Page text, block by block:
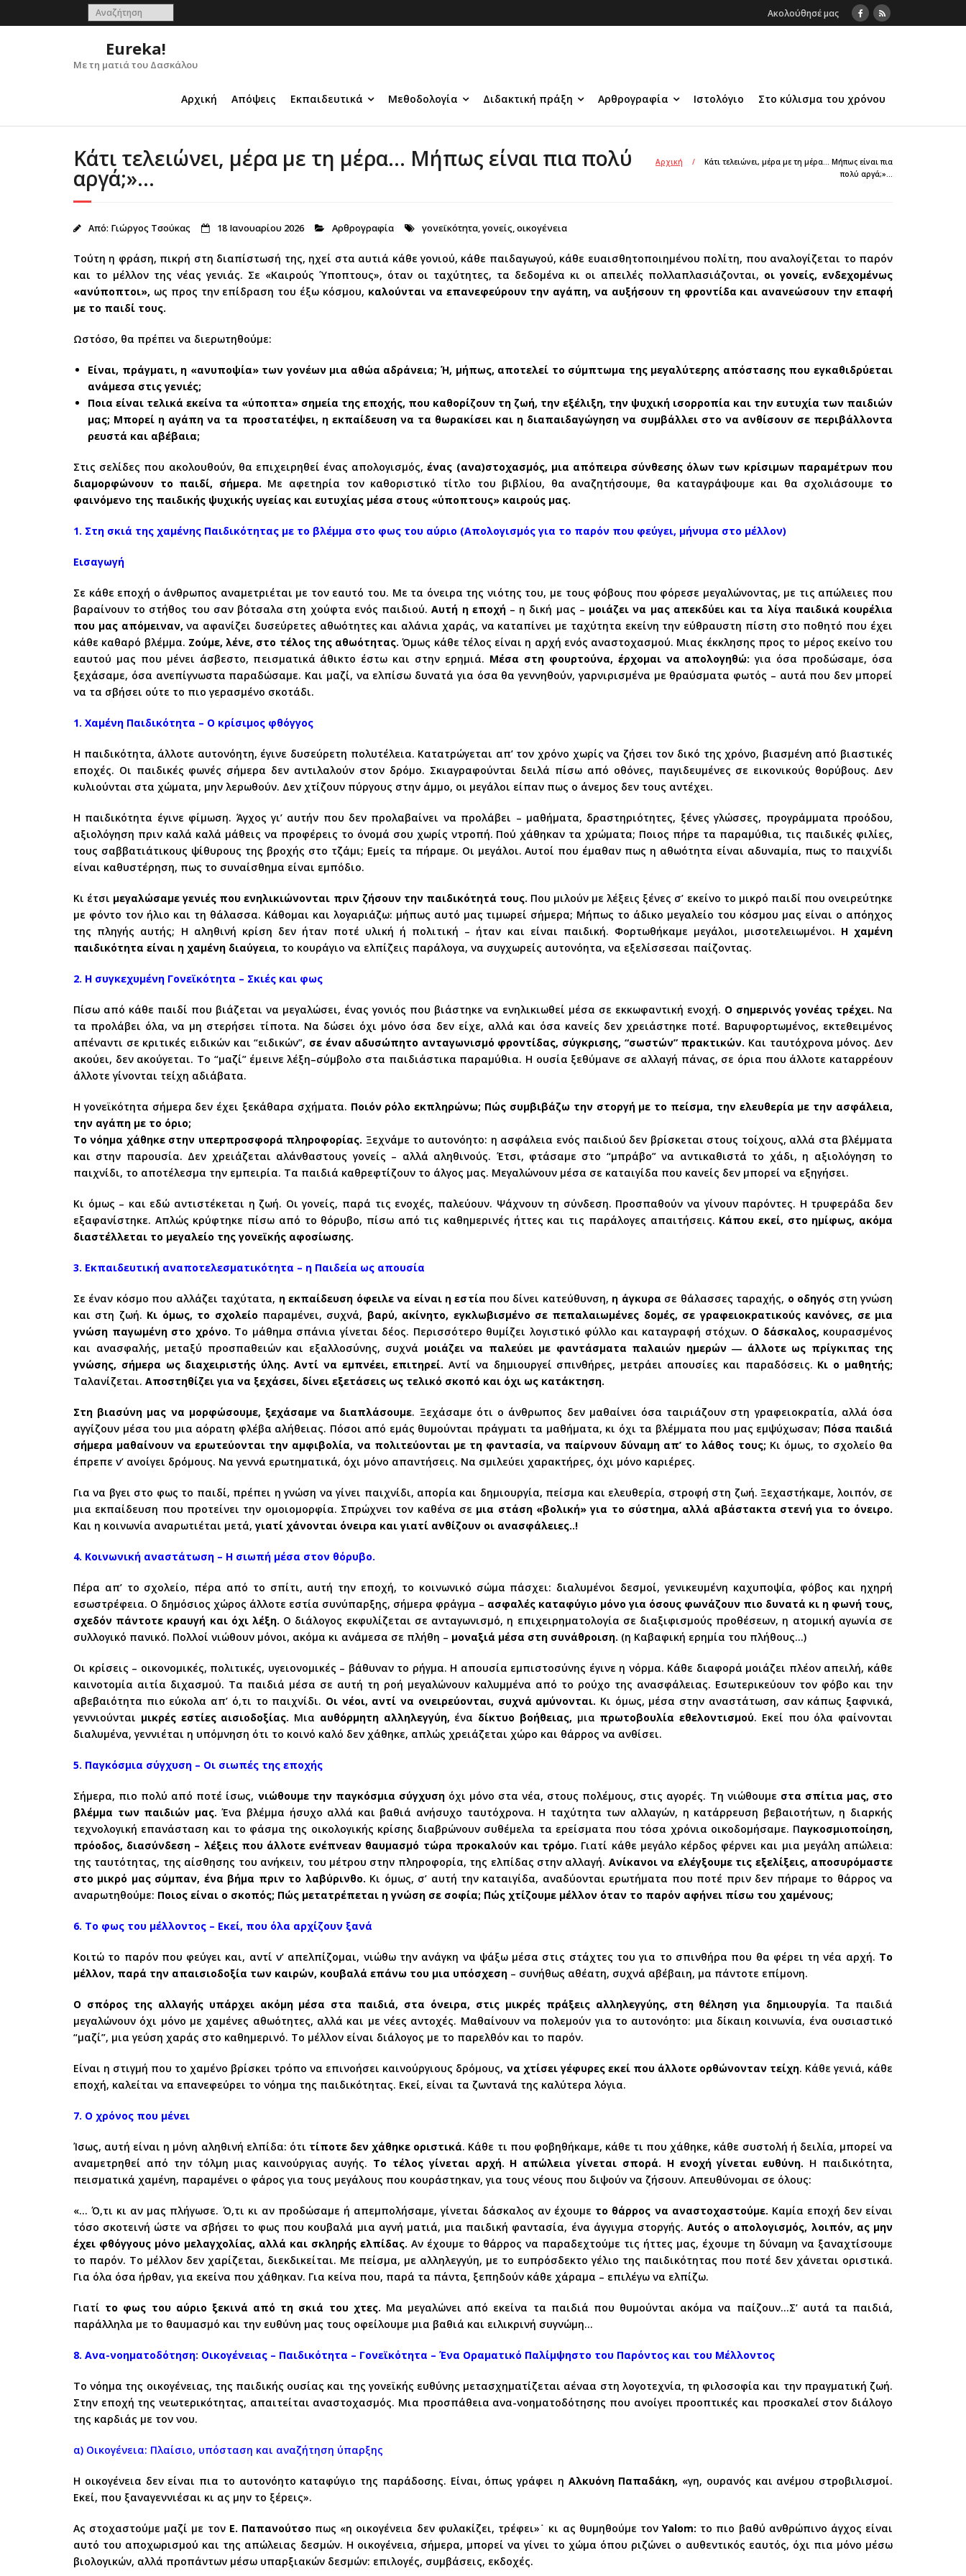
to
Ακολούθησέ μας
Eureka!
Με τη ματιά του Δασκάλου
Αρχική Απόψεις Εκπαιδευτικά Μεθοδολογία Διδακτική πράξη Αρθρογραφία Ιστολόγιο Στο κύλισμα του χρόνου
Κάτι τελειώνει, μέρα με τη μέρα… Μήπως είναι πια πολύ
αργά;»…
Αρχική /
Κάτι τελειώνει, μέρα με τη μέρα… Μήπως είναι πια
πολύ αργά;»…
Από: Γιώργος Τσούκας 18 Ιανουαρίου 2026 Αρθρογραφία γονεϊκότητα,γονείς,οικογένεια
Τούτη η φράση, πικρή στη διαπίστωσή της, ηχεί στα αυτιά κάθε γονιού, κάθε παιδαγωγού, κάθε ευαισθητοποιημένου πολίτη, που αναλογίζεται το παρόν
και το μέλλον της νέας γενιάς. Σε «Καιρούς Ύποπτους», όταν οι ταχύτητες, τα δεδομένα κι οι απειλές πολλαπλασιάζονται, οι γονείς, ενδεχομένως
«ανύποπτοι», ως προς την επίδραση του έξω κόσμου, καλούνται να επανεφεύρουν την αγάπη, να αυξήσουν τη φροντίδα και ανανεώσουν την επαφή
με το παιδί τους.
Ωστόσο, θα πρέπει να διερωτηθούμε:
Είναι, πράγματι, η «ανυποψία» των γονέων μια αθώα αδράνεια; Ή, μήπως, αποτελεί το σύμπτωμα της μεγαλύτερης απόστασης που εγκαθιδρύεται
ανάμεσα στις γενιές;
Ποια είναι τελικά εκείνα τα «ύποπτα» σημεία της εποχής, που καθορίζουν τη ζωή, την εξέλιξη, την ψυχική ισορροπία και την ευτυχία των παιδιών
μας; Μπορεί η αγάπη να τα προστατέψει, η εκπαίδευση να τα θωρακίσει και η διαπαιδαγώγηση να συμβάλλει στο να ανθίσουν σε περιβάλλοντα
ρευστά και αβέβαια;
Στις σελίδες που ακολουθούν, θα επιχειρηθεί ένας απολογισμός,ένας (ανα)στοχασμός, μια απόπειρα σύνθεσης όλων των κρίσιμων παραμέτρων που
διαμορφώνουν το παιδί, σήμερα. Με αφετηρία τον καθοριστικό τίτλο του βιβλίου, θα αναζητήσουμε, θα καταγράψουμε και θα σχολιάσουμε το
φαινόμενο της παιδικής ψυχικής υγείας και ευτυχίας μέσα στους «ύποπτους» καιρούς μας.
1. Στη σκιά της χαμένης Παιδικότητας με το βλέμμα στο φως του αύριο (Απολογισμός για το παρόν που φεύγει, μήνυμα στο μέλλον)
Εισαγωγή
Σε κάθε εποχή ο άνθρωπος αναμετριέται με τον εαυτό του. Με τα όνειρα της νιότης του, με τους φόβους που φόρεσε μεγαλώνοντας, με τις απώλειες που
βαραίνουν το στήθος του σαν βότσαλα στη χούφτα ενός παιδιού.Αυτή η εποχή– η δική μας – μοιάζει να μας απεκδύει και τα λίγα παιδικά κουρέλια
που μας απόμειναν, να αφανίζει δυσεύρετες αθωότητες και αλάνια χαράς, να καταπίνει με ταχύτητα εκείνη την εύθραυστη πίστη στο ποθητό που έχει
κάθε καθαρό βλέμμα. Ζούμε, λένε, στο τέλος της αθωότητας. Όμως κάθε τέλος είναι η αρχή ενός αναστοχασμού. Μιας έκκλησης προς το μέρος εκείνο του
εαυτού μας που μένει άσβεστο, πεισματικά άθικτο έστω και στην ερημιά. Μέσα στη φουρτούνα, έρχομαι να απολογηθώ: για όσα προδώσαμε, όσα
ξεχάσαμε, όσα ανεπίγνωστα παραδώσαμε. Και μαζί, να ελπίσω δυνατά για όσα θα γεννηθούν, γαρνιρισμένα με θραύσματα φωτός – αυτά που δεν μπορεί
να τα σβήσει ούτε το πιο γερασμένο σκοτάδι.
1. Χαμένη Παιδικότητα – Ο κρίσιμος φθόγγος
Η παιδικότητα, άλλοτε αυτονόητη, έγινε δυσεύρετη πολυτέλεια. Κατατρώγεται απ’ τον χρόνο χωρίς να ζήσει τον δικό της χρόνο, βιασμένη από βιαστικές
εποχές. Οι παιδικές φωνές σήμερα δεν αντιλαλούν στον δρόμο. Σκιαγραφούνται δειλά πίσω από οθόνες, παγιδευμένες σε εικονικούς θορύβους. Δεν
κυλιούνται στα χώματα, μην λερωθούν. Δεν χτίζουν πύργους στην άμμο, οι μεγάλοι είπαν πως ο άνεμος δεν τους αντέχει.
Η παιδικότητα έγινε φίμωση. Άγχος γι’ αυτήν που δεν προλαβαίνει να προλάβει – μαθήματα, δραστηριότητες, ξένες γλώσσες, προγράμματα προόδου,
αξιολόγηση πριν καλά καλά μάθεις να προφέρεις το όνομά σου χωρίς ντροπή. Πού χάθηκαν τα χρώματα; Ποιος πήρε τα παραμύθια, τις παιδικές φιλίες,
τους σαββατιάτικους ψίθυρους της βροχής στο τζάμι; Εμείς τα πήραμε. Οι μεγάλοι. Αυτοί που έμαθαν πως η αθωότητα είναι αδυναμία, πως το παιχνίδι
είναι καθυστέρηση, πως το συναίσθημα είναι εμπόδιο.
Κι έτσι μεγαλώσαμε γενιές που ενηλικιώνονται πριν ζήσουν την παιδικότητά τους. Που μιλούν με λέξεις ξένες σ’ εκείνο το μικρό παιδί που ονειρεύτηκε
με φόντο τον ήλιο και τη θάλασσα. Κάθομαι και λογαριάζω: μήπως αυτό μας τιμωρεί σήμερα; Μήπως το άδικο μεγαλείο του κόσμου μας είναι ο απόηχος
της πληγής αυτής; Η αληθινή κρίση δεν ήταν ποτέ υλική ή πολιτική – ήταν και είναι παιδική. Φορτωθήκαμε μεγάλοι, μισοτελειωμένοι. Η χαμένη
παιδικότητα είναι η χαμένη διαύγεια, το κουράγιο να ελπίζεις παράλογα, να συγχωρείς αυτονόητα, να εξελίσσεσαι παίζοντας.
2. Η συγκεχυμένη Γονεϊκότητα – Σκιές και φως
Πίσω από κάθε παιδί που βιάζεται να μεγαλώσει, ένας γονιός που βιάστηκε να ενηλικιωθεί μέσα σε εκκωφαντική ενοχή. Ο σημερινός γονέας τρέχει. Να
τα προλάβει όλα, να μη στερήσει τίποτα. Να δώσει όχι μόνο όσα δεν είχε, αλλά και όσα κανείς δεν χρειάστηκε ποτέ. Βαρυφορτωμένος, εκτεθειμένος
απέναντι σε κριτικές ειδικών και “ειδικών”, σε έναν αδυσώπητο ανταγωνισμό φροντίδας, σύγκρισης, “σωστών” πρακτικών. Και ταυτόχρονα μόνος. Δεν
ακούει, δεν ακούγεται. Το “μαζί” έμεινε λέξη–σύμβολο στα παιδιάστικα παραμύθια. Η ουσία ξεθύμανε σε αλλαγή πάνας, σε όρια που άλλοτε καταρρέουν
άλλοτε γίνονται τείχη αδιάβατα.
Η γονεϊκότητα σήμερα δεν έχει ξεκάθαρα σχήματα. Ποιόν ρόλο εκπληρώνω; Πώς συμβιβάζω την στοργή με το πείσμα, την ελευθερία με την ασφάλεια,
την αγάπη με το όριο;
Το νόημα χάθηκε στην υπερπροσφορά πληροφορίας. Ξεχνάμε το αυτονόητο: η ασφάλεια ενός παιδιού δεν βρίσκεται στους τοίχους, αλλά στα βλέμματα
και στην παρουσία. Δεν χρειάζεται αλάνθαστους γονείς – αλλά αληθινούς. Έτσι, φτάσαμε στο “μπράβο” να αντικαθιστά το χάδι, η αξιολόγηση το
παιχνίδι, το αποτέλεσμα την εμπειρία. Τα παιδιά καθρεφτίζουν το άλγος μας. Μεγαλώνουν μέσα σε καταιγίδα που κανείς δεν μπορεί να εξηγήσει.
Κι όμως – και εδώ αντιστέκεται η ζωή. Οι γονείς, παρά τις ενοχές, παλεύουν. Ψάχνουν τη σύνδεση. Προσπαθούν να γίνουν παρόντες. Η τρυφεράδα δεν
εξαφανίστηκε. Απλώς κρύφτηκε πίσω από το θόρυβο, πίσω από τις καθημερινές ήττες και τις παράλογες απαιτήσεις. Κάπου εκεί, στο ημίφως, ακόμα
διαστέλλεται το μεγαλείο της γονεϊκής αφοσίωσης.
3. Εκπαιδευτική αναποτελεσματικότητα – η Παιδεία ως απουσία
Σε έναν κόσμο που αλλάζει ταχύτατα, η εκπαίδευση όφειλε να είναι η εστία που δίνει κατεύθυνση, η άγκυρα σε θάλασσες ταραχής, ο οδηγός στη γνώση
και στη ζωή. Κι όμως, το σχολείο παραμένει, συχνά, βαρύ, ακίνητο, εγκλωβισμένο σε πεπαλαιωμένες δομές, σε γραφειοκρατικούς κανόνες, σε μια
γνώση παγωμένη στο χρόνο. Το μάθημα σπάνια γίνεται δέος. Περισσότερο θυμίζει λογιστικό φύλλο και καταγραφή στόχων. Ο δάσκαλος, κουρασμένος
και ανασφαλής, μεταξύ προσπαθειών και εξαλλοσύνης, συχνά μοιάζει να παλεύει με φαντάσματα παλαιών ημερών ― άλλοτε ως πρίγκιπας της
γνώσης, σήμερα ως διαχειριστής ύλης. Αντί να εμπνέει, επιτηρεί. Αντί να δημιουργεί σπινθήρες, μετράει απουσίες και παραδόσεις. Κι ο μαθητής;
Ταλανίζεται. Αποστηθίζει για να ξεχάσει, δίνει εξετάσεις ως τελικό σκοπό και όχι ως κατάκτηση.
Στη βιασύνη μας να μορφώσουμε, ξεχάσαμε να διαπλάσουμε. Ξεχάσαμε ότι ο άνθρωπος δεν μαθαίνει όσα ταιριάζουν στη γραφειοκρατία, αλλά όσα
αγγίζουν μέσα του μια αόρατη φλέβα αλήθειας. Πόσοι από εμάς θυμούνται πράγματι τα μαθήματα, κι όχι τα βλέμματα που μας εμψύχωσαν; Πόσα παιδιά
σήμερα μαθαίνουν να ερωτεύονται την αμφιβολία, να πολιτεύονται με τη φαντασία, να παίρνουν δύναμη απ’ το λάθος τους; Κι όμως, το σχολείο θα
έπρεπε ν’ ανοίγει δρόμους. Να γεννά ερωτηματικά, όχι μόνο απαντήσεις. Να σμιλεύει χαρακτήρες, όχι μόνο καριέρες.
Για να βγει στο φως το παιδί, πρέπει η γνώση να γίνει παιχνίδι, απορία και δημιουργία, πείσμα και ελευθερία, στροφή στη ζωή. Ξεχαστήκαμε, λοιπόν, σε
μια εκπαίδευση που προτείνει την ομοιομορφία. Σπρώχνει τον καθένα σε μια στάση «βολική» για το σύστημα, αλλά αβάστακτα στενή για το όνειρο.
Και η κοινωνία αναρωτιέται μετά, γιατί χάνονται όνειρα και γιατί ανθίζουν οι ανασφάλειες..!
4. Κοινωνική αναστάτωση – Η σιωπή μέσα στον θόρυβο.
Πέρα απ’ το σχολείο, πέρα από το σπίτι, αυτή την εποχή, το κοινωνικό σώμα πάσχει: διαλυμένοι δεσμοί, γενικευμένη καχυποψία, φόβος και ηχηρή
εσωστρέφεια. Ο δημόσιος χώρος άλλοτε εστία συνύπαρξης, σήμερα φράγμα – ασφαλές καταφύγιο μόνο για όσους φωνάζουν πιο δυνατά κι η φωνή τους,
σχεδόν πάντοτε κραυγή και όχι λέξη. Ο διάλογος εκφυλίζεται σε ανταγωνισμό, η επιχειρηματολογία σε διαξιφισμούς προθέσεων, η ατομική αγωνία σε
συλλογικό πανικό. Πολλοί νιώθουν μόνοι, ακόμα κι ανάμεσα σε πλήθη – μοναξιά μέσα στη συνάθροιση. (η Καβαφική ερημία του πλήθους…)
Οι κρίσεις – οικονομικές, πολιτικές, υγειονομικές – βάθυναν το ρήγμα. Η απουσία εμπιστοσύνης έγινε η νόρμα. Κάθε διαφορά μοιάζει πλέον απειλή, κάθε
καινοτομία αιτία διχασμού. Τα παιδιά μέσα σε αυτή τη ροή μεγαλώνουν καλυμμένα από το ρούχο της ανασφάλειας. Εσωτερικεύουν τον φόβο και την
αβεβαιότητα πιο εύκολα απ’ ό,τι το παιχνίδι. Οι νέοι, αντί να ονειρεύονται, συχνά αμύνονται. Κι όμως, μέσα στην αναστάτωση, σαν κάπως ξαφνικά,
γεννιούνται μικρές εστίες αισιοδοξίας. Μια αυθόρμητη αλληλεγγύη, ένα δίκτυο βοήθειας, μια πρωτοβουλία εθελοντισμού. Εκεί που όλα φαίνονται
διαλυμένα, γεννιέται η υπόμνηση ότι το κοινό καλό δεν χάθηκε, απλώς χρειάζεται χώρο και θάρρος να ανθίσει.
5. Παγκόσμια σύγχυση – Οι σιωπές της εποχής
Σήμερα, πιο πολύ από ποτέ ίσως, νιώθουμε την παγκόσμια σύγχυσηόχι μόνο στα νέα, στους πολέμους, στις αγορές. Τη νιώθουμε στα σπίτια μας, στο
βλέμμα των παιδιών μας. Ένα βλέμμα ήσυχο αλλά και βαθιά ανήσυχο ταυτόχρονα. Η ταχύτητα των αλλαγών, η κατάρρευση βεβαιοτήτων, η διαρκής
τεχνολογική επανάσταση και το φάσμα της οικολογικής κρίσης διαβρώνουν συθέμελα τα ερείσματα που τόσα χρόνια οικοδομήσαμε. Παγκοσμιοποίηση,
πρόοδος, διασύνδεση – λέξεις που άλλοτε ενέπνεαν θαυμασμό τώρα προκαλούν και τρόμο. Γιατί κάθε μεγάλο κέρδος φέρνει και μια μεγάλη απώλεια:
της ταυτότητας, της αίσθησης του ανήκειν, του μέτρου στην πληροφορία, της ελπίδας στην αλλαγή. Ανίκανοι να ελέγξουμε τις εξελίξεις, αποσυρόμαστε
στο μικρό μας σύμπαν, ένα βήμα πριν το λαβύρινθο. Κι όμως, σ’ αυτή την καταιγίδα, αναδύονται ερωτήματα που ποτέ πριν δεν πήραμε το θάρρος να
αναρωτηθούμε: Ποιος είναι ο σκοπός; Πώς μετατρέπεται η γνώση σε σοφία; Πώς χτίζουμε μέλλον όταν το παρόν αφήνει πίσω του χαμένους;
6. Το φως του μέλλοντος – Εκεί, που όλα αρχίζουν ξανά
Κοιτώ το παρόν που φεύγει και, αντί ν’ απελπίζομαι, νιώθω την ανάγκη να ψάξω μέσα στις στάχτες του για το σπινθήρα που θα φέρει τη νέα αρχή. Το
μέλλον, παρά την απαισιοδοξία των καιρών, κουβαλά επάνω του μια υπόσχεση – συνήθως αθέατη, συχνά αβέβαιη, μα πάντοτε επίμονη.
Ο σπόρος της αλλαγής υπάρχει ακόμη μέσα στα παιδιά, στα όνειρα, στις μικρές πράξεις αλληλεγγύης, στη θέληση για δημιουργία. Τα παιδιά
μεγαλώνουν όχι μόνο με χαμένες αθωότητες, αλλά και με νέες αντοχές. Μαθαίνουν να πολεμούν για το αυτονόητο: μια δίκαιη κοινωνία, ένα ουσιαστικό
“μαζί”, μια γεύση χαράς στο καθημερινό. Το μέλλον είναι διάλογος με το παρελθόν και το παρόν.
Είναι η στιγμή που το χαμένο βρίσκει τρόπο να επινοήσει καινούργιους δρόμους, να χτίσει γέφυρες εκεί που άλλοτε ορθώνονταν τείχη. Κάθε γενιά, κάθε
εποχή, καλείται να επανεφεύρει το νόημα της παιδικότητας. Εκεί, είναι τα ζωντανά της καλύτερα λόγια.
7. Ο χρόνος που μένει
Ίσως, αυτή είναι η μόνη αληθινή ελπίδα: ότι τίποτε δεν χάθηκε οριστικά. Κάθε τι που φοβηθήκαμε, κάθε τι που χάθηκε, κάθε συστολή ή δειλία, μπορεί να
αναμετρηθεί από την τόλμη μιας καινούργιας αυγής. Το τέλος γίνεται αρχή. Η απώλεια γίνεται σπορά. Η ενοχή γίνεται ευθύνη. Η παιδικότητα,
πεισματικά χαμένη, παραμένει ο φάρος για τους μεγάλους που κουράστηκαν, για τους νέους που διψούν να ζήσουν. Απευθύνομαι σε όλους:
«… Ό,τι κι αν μας πλήγωσε. Ό,τι κι αν προδώσαμε ή απεμπολήσαμε, γίνεται δάσκαλος αν έχουμε το θάρρος να αναστοχαστούμε. Καμία εποχή δεν είναι
τόσο σκοτεινή ώστε να σβήσει το φως που κουβαλά μια αγνή ματιά, μια παιδική φαντασία, ένα άγγιγμα στοργής.Αυτός ο απολογισμός, λοιπόν, ας μην
έχει φθόγγους μόνο μελαγχολίας, αλλά και σκληρής ελπίδας. Αν έχουμε το θάρρος να παραδεχτούμε τις ήττες μας, έχουμε τη δύναμη να ξαναχτίσουμε
το παρόν. Το μέλλον δεν χαρίζεται, διεκδικείται. Με πείσμα, με αλληλεγγύη, με το ευπρόσδεκτο γέλιο της παιδικότητας που ποτέ δεν χάνεται οριστικά.
Για όλα όσα ήρθαν, για εκείνα που χάθηκαν. Για κείνα που, παρά τα πάντα, ξεπηδούν κάθε χάραμα – επιλέγω να ελπίζω.
Γιατί το φως του αύριο ξεκινά από τη σκιά του χτες. Μα μεγαλώνει από εκείνα τα παιδιά που θυμούνται ακόμα να παίζουν…Σ’ αυτά τα παιδιά,
παράλληλα με το θαυμασμό και την ευθύνη μας τους οφείλουμε μια βαθιά και ειλικρινή συγνώμη…
8. Ανα-νοηματοδότηση: Οικογένειας – Παιδικότητα – Γονεϊκότητα – Ένα Οραματικό Παλίμψηστο του Παρόντος και του Μέλλοντος
Το νόημα της οικογένειας, της παιδικής ουσίας και της γονεϊκής ευθύνης μετασχηματίζεται αέναα στη λογοτεχνία, τη φιλοσοφία και την πραγματική ζωή.
Στην εποχή της νεωτερικότητας, απαιτείται αναστοχασμός. Μια προσπάθεια ανα-νοηματοδότησης που ανοίγει προοπτικές και προσκαλεί στον διάλογο
της καρδιάς με τον νου.
α) Οικογένεια: Πλαίσιο, υπόσταση και αναζήτηση ύπαρξης
Η οικογένεια δεν είναι πια το αυτονόητο καταφύγιο της παράδοσης. Είναι, όπως γράφει η Αλκυόνη Παπαδάκη, «γη, ουρανός και ανέμου στροβιλισμοί.
Εκεί, που ξαναγεννιέσαι κι ας μην το ξέρεις».
Ας στοχαστούμε μαζί με τονΕ. Παπανούτσο πως «η οικογένεια δεν φυλακίζει, τρέφει»˙ κι ας θυμηθούμε τονYalom: το πιο βαθύ ανθρώπινο άγχος είναι
αυτό του αποχωρισμού και της απώλειας δεσμών. Η οικογένεια, σήμερα, μπορεί να γίνει το χώμα όπου ριζώνει ο αυθεντικός εαυτός, όχι πια μόνο μέσω
βιολογικών, αλλά προπάντων μέσω υπαρξιακών δεσμών: επιλογές, συμβάσεις, εκδοχές.